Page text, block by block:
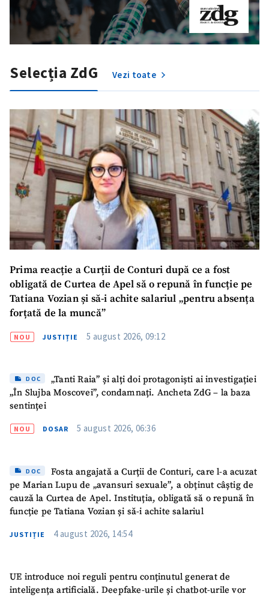
Selecția ZdG Vezi toate
Prima reacție a Curții de Conturi după ce a fost
obligată de Curtea de Apel să o repună în funcție pe
Tatiana Vozian și să-i achite salariul „pentru absența
forțată de la muncă”
NOU JUSTIȚIE 5 august 2026, 09:12
DOC
„Tanti Raia” și alți doi protagoniști ai investigației
„În Slujba Moscovei”, condamnați. Ancheta ZdG – la baza
sentinței
NOU DOSAR 5 august 2026, 06:36
DOC
Fosta angajată a Curții de Conturi, care l-a acuzat
pe Marian Lupu de „avansuri sexuale”, a obținut câștig de
cauză la Curtea de Apel. Instituția, obligată să o repună în
funcție pe Tatiana Vozian și să-i achite salariul
JUSTIȚIE 4 august 2026, 14:54
UE introduce noi reguli pentru conținutul generat de
inteligența artificială. Deepfake-urile și chatbot-urile vor